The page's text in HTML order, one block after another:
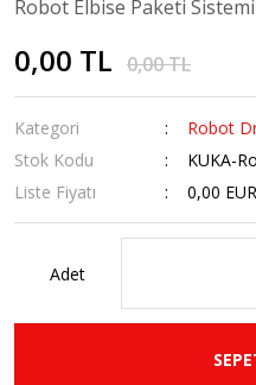
Robot Elbise Paketi
0,00 TL 0,00 TL
Kategori
Robot
Stok Kodu
KUKA-
Liste Fiyatı
0,00
Adet